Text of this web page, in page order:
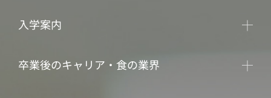
入学案内
卒業後のキャリア・食の業界